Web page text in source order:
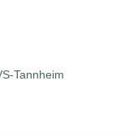
Tannheim